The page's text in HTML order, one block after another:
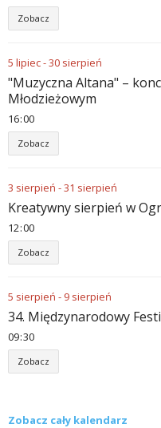
Zobacz
5 lipiec-30 sierpień
"Muzyczna Altana" –
Młodzieżowym
16:00
Zobacz
3 sierpień -31 sierpień
Kreatywny sierpień w
12:00
Zobacz
5 sierpień - 9 sierpień
34. Międzynarodowy
09:30
Zobacz
Zobacz cały kalendarz